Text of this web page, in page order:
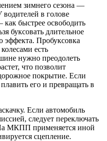
зимнего сезона —
водителей в голове
быстрее освободить
буксовать длительное
эффекта. Пробуксовка
есть
нужно преодолеть
что позволит
покрытие. Если
плавить его и превращать в
Если автомобиль
следует переключать
МКПП применяется иной
сцепление.